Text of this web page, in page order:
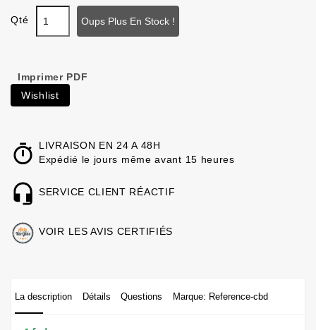
Qté Oups Plus En Stock !
Imprimer PDF
Wishlist
LIVRAISON EN 24 A 48H
Expédié le jours même avant 15 heures
SERVICE CLIENT RÉACTIF
VOIR LES AVIS CERTIFIÉS
La description Détails Questions Marque: Reference-cbd